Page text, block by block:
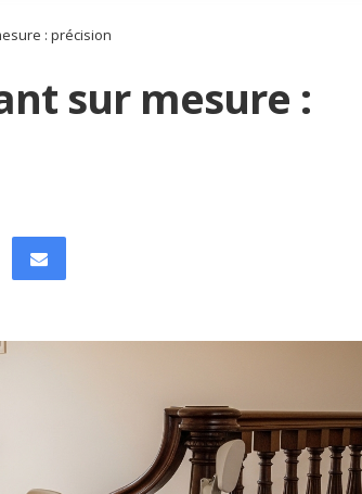
: précision
sur mesure :